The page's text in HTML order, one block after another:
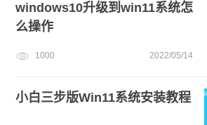
windows10升级到win11系统怎
么操作
1000 2022/05/14
小白三步版Win11系统安装教程